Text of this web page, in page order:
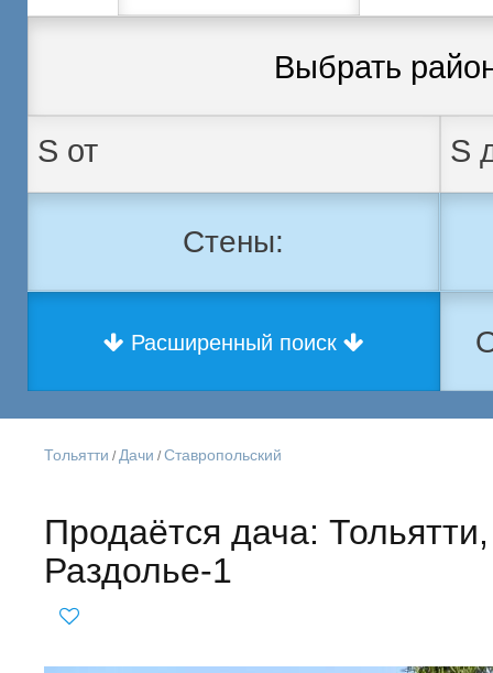
Выбрать
Стены:
Расширенный поиск
Тольятти / Дачи /Ставропольский
Продаётся дача:
Раздолье-1